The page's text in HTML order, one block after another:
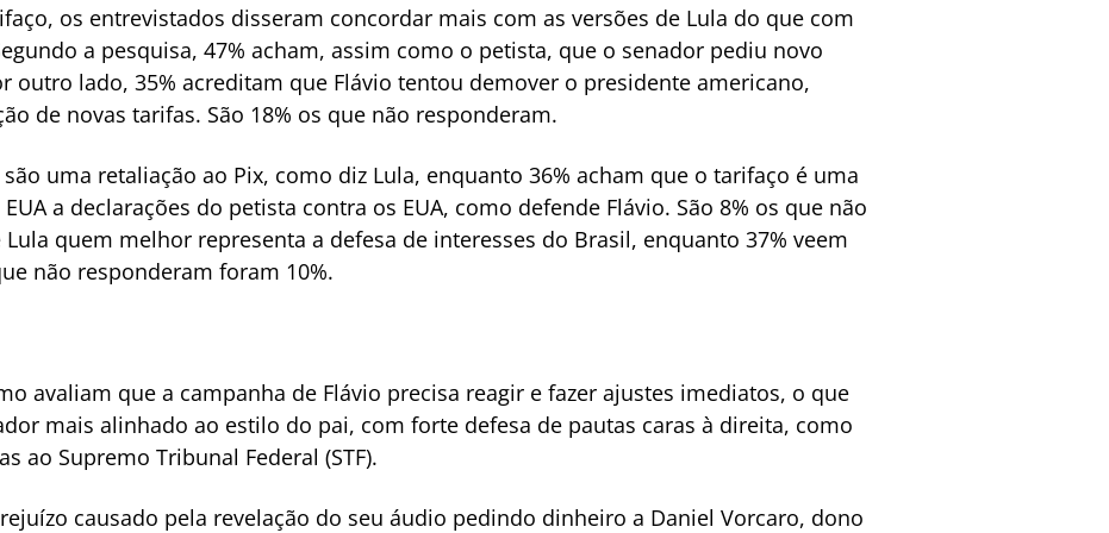
os entrevistados disseram concordar mais com as versões de Lula do que com
a pesquisa, 47% acham, assim como o petista, que o senador pediu novo
outro lado, 35% acreditam que Flávio tentou demover o presidente americano,
de novas tarifas. São 18% os que não responderam.
uma retaliação ao Pix, como diz Lula, enquanto 36% acham que o tarifaço é uma
a declarações do petista contra os EUA, como defende Flávio. São 8% os que não
Lula quem melhor representa a defesa de interesses do Brasil, enquanto 37% veem
não responderam foram 10%.
avaliam que a campanha de Flávio precisa reagir e fazer ajustes imediatos, o que
mais alinhado ao estilo do pai, com forte defesa de pautas caras à direita, como
ao Supremo Tribunal Federal (STF).
causado pela revelação do seu áudio pedindo dinheiro a Daniel Vorcaro, dono